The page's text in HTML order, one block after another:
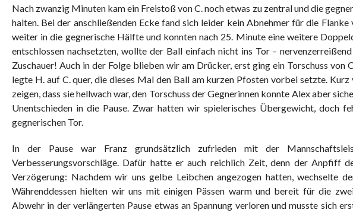
Nach zwanzig Minuten kam ein Freistoß von C. noch etwas zu zentral und die
halten. Bei der anschließenden Ecke fand sich leider kein Abnehmer für die
weiter in die gegnerische Hälfte und konnten nach 25. Minute eine weitere
entschlossen nachsetzten, wollte der Ball einfach nicht ins Tor –
Zuschauer! Auch in der Folge blieben wir am Drücker, erst ging ein Torschuss von
legte H. auf C. quer, die dieses Mal den Ball am kurzen Pfosten vorbei setzte.
zeigen, dass sie hellwach war, den Torschuss der Gegnerinnen konnte Alex aber
Unentschieden in die Pause. Zwar hatten wir spielerisches Übergewicht, doch
gegnerischen Tor.
In der Pause war Franz grundsätzlich zufrieden mit der
Verbesserungsvorschläge. Dafür hatte er auch reichlich Zeit, denn der Anpfiff
Verzögerung: Nachdem wir uns gelbe Leibchen angezogen hatten, wechselte
Währenddessen hielten wir uns mit einigen Pässen warm und bereit für die
Abwehr in der verlängerten Pause etwas an Spannung verloren und musste sich